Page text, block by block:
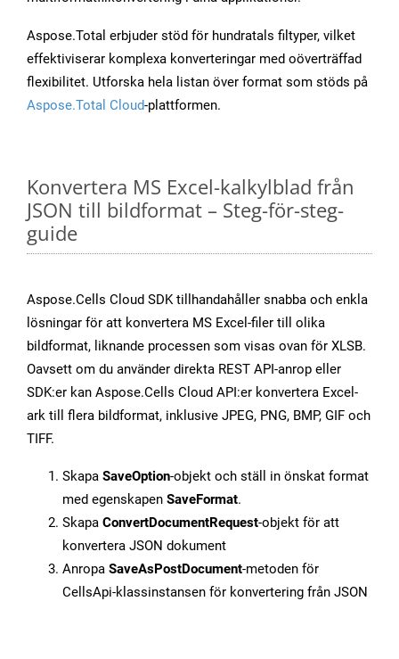
Aspose.Total erbjuder stöd för hundratals filtyper, vilket
effektiviserar komplexa konverteringar med oöverträffad
flexibilitet. Utforska hela listan över format som stöds på
Aspose.Total Cloud-plattformen.
Konvertera MS Excel-kalkylblad från
JSON till bildformat – Steg-för-steg-
guide
Aspose.Cells Cloud SDK tillhandahåller snabba och enkla
lösningar för att konvertera MS Excel-filer till olika
bildformat, liknande processen som visas ovan för XLSB.
Oavsett om du använder direkta REST API-anrop eller
SDK:er kan Aspose.Cells Cloud API:er konvertera Excel-
ark till flera bildformat, inklusive JPEG, PNG, BMP, GIF och
TIFF.
Skapa SaveOption-objekt och ställ in önskat format
med egenskapen SaveFormat.
Skapa ConvertDocumentRequest-objekt för att
konvertera JSON dokument
Anropa SaveAsPostDocument-metoden för
CellsApi-klassinstansen för konvertering från JSON